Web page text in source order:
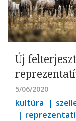
Új
5/06/2020
kultúra